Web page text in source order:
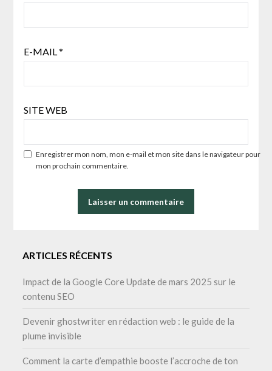
E-MAIL*
SITE WEB
Enregistrer mon nom, mon e-mail et mon site dans le navigateur pour
mon prochain commentaire.
ARTICLES RÉCENTS
Impact de la Google Core Update de mars 2025 sur le
contenu SEO
Devenir ghostwriter en rédaction web : le guide de la
plume invisible
Comment la carte d’empathie booste l’accroche de ton